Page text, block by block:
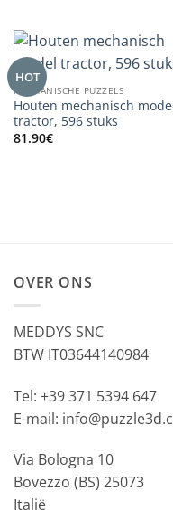
HOT
MECHANISCHE PUZZELS
Houten mechanisch
tractor, 596 stuks
81.90€
OVER ONS
MEDDYS SNC
BTW IT03644140984
Tel: +39 371 5394 647
E-mail:
Via Bologna 10
Bovezzo (BS) 25073
Italië